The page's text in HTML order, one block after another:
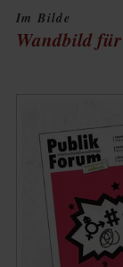
Im Bilde
Wandbild